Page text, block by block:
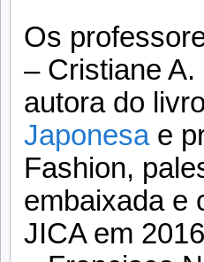
Os
– Cristiane
autora do livro
Japonesae
Fashion,
embaixada e
JICA em